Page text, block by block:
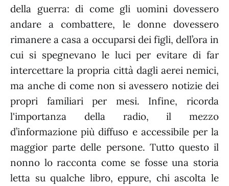
della guerra: di come gli uomini dovessero
andare a combattere, le donne dovessero
rimanere a casa a occuparsi dei figli, dell’ora in
cui si spegnevano le luci per evitare di far
intercettare la propria città dagli aerei nemici,
ma anche di come non si avessero notizie dei
propri familiari per mesi. Infine, ricorda
l'importanza della radio, il mezzo
d’informazione più diffuso e accessibile per la
maggior parte delle persone. Tutto questo il
nonno lo racconta come se fosse una storia
letta su qualche libro, eppure, chi ascolta le